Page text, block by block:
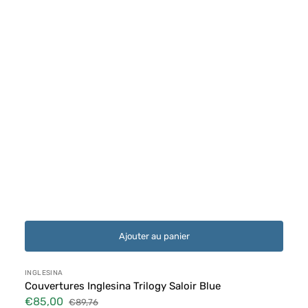
Ajouter au panier
Distributeur :
INGLESINA
Couvertures Inglesina Trilogy Saloir Blue
€85,00 €89,76